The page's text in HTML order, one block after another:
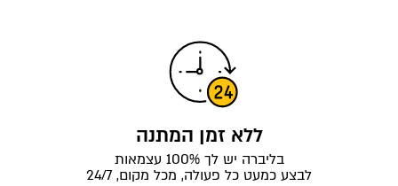
ללא זמן המתנה
בליברה יש לך 100% עצמאות
לבצע כמעט כל פעולה, מכל מקום, 24/7